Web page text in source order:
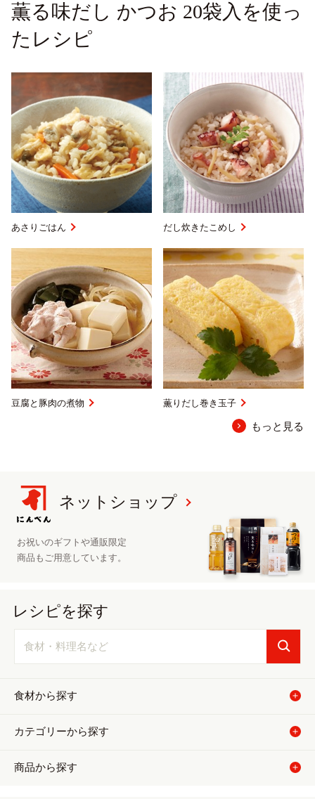
薫る味だし かつお 20袋入を使っ
たレシピ
あさりごはん だし炊きたこめし
豆腐と豚肉の煮物 薫りだし巻き玉子
もっと見る
ネットショップ
お祝いのギフトや通販限定
商品も ご用意しています。
レシピを探す
食材から探す
カテゴリーから探す
商品から探す